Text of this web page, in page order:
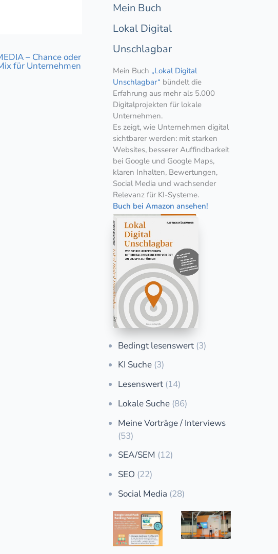
– Chance oder
für Unternehmen
Mein Buch
Lokal Digital
Unschlagbar
Mein Buch „Lokal Digital
Unschlagbar“ bündelt die
Erfahrung aus mehr als 5.000
Digitalprojekten für lokale
Unternehmen.
Es zeigt, wie Unternehmen digital
sichtbarer werden: mit starken
Websites, besserer Auffindbarkeit
bei Google und Google Maps,
klaren Inhalten, Bewertungen,
Social Media und wachsender
Relevanz für KI-Systeme.
Buch bei Amazon ansehen!
Bedingt lesenswert (3)
KI Suche (3)
Lesenswert (14)
Lokale Suche (86)
Meine Vorträge / Interviews
(53)
SEA/SEM (12)
SEO (22)
Social Media (28)